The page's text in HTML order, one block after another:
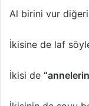
Al birini vur
İkisine de laf
İkisi de